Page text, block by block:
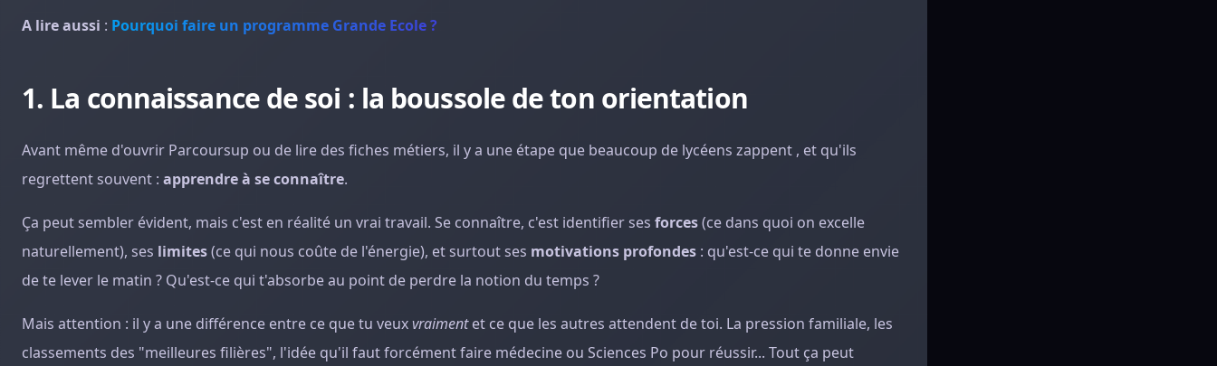
A lire aussi : Pourquoi faire un programme Grande Ecole ?
1. La connaissance de soi : la boussole de ton orientation
Avant même d'ouvrir Parcoursup ou de lire des fiches métiers, il y a une étape que beaucoup de lycéens zappent , et qu'ils
regrettent souvent : apprendre à se connaître.
Ça peut sembler évident, mais c'est en réalité un vrai travail. Se connaître, c'est identifier ses forces(ce dans quoi on excelle
naturellement), ses limites(ce qui nous coûte de l'énergie), et surtout ses motivations profondes : qu'est-ce qui te donne envie
de te lever le matin ? Qu'est-ce qui t'absorbe au point de perdre la notion du temps ?
Mais attention : il y a une différence entre ce que tu veuxvraimentet ce que les autres attendent de toi. La pression familiale, les
classements des "meilleures filières", l'idée qu'il faut forcément faire médecine ou Sciences Po pour réussir... Tout ça peut